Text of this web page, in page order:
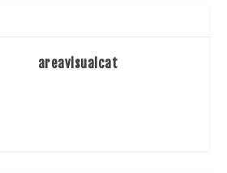
areavisualcat